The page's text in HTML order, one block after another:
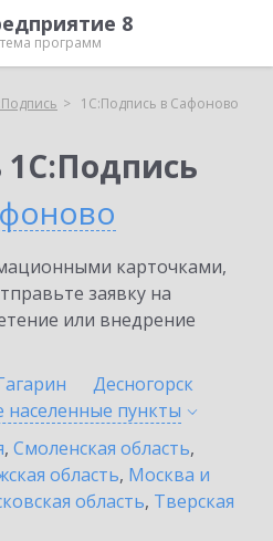
8
программ
1С:Подпись в Сафоново
1С:Подпись
карточками,
заявку на
или внедрение
Десногорск
населенные пункты
, Смоленская область,
область, Москва и
область, Тверская